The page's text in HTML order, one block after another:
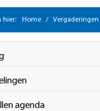
hier: Home Vergaderingen
agenda